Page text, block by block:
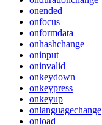
onended
onfocus
onformdata
onhashchange
oninput
oninvalid
onkeydown
onkeypress
onkeyup
onlanguagechange
onload